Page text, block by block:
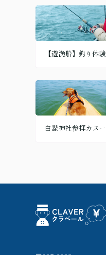
【遊漁船】釣り体験
白髭神社参拝カヌー